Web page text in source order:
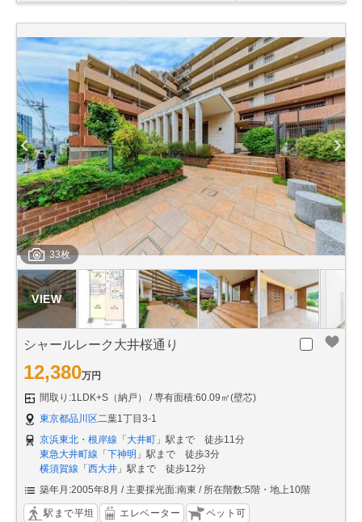
33枚
シャールレーク大井桜通り
12,380万円
間取り:1LDK+S（納戸）
専有面積:60.09㎡(壁芯)
東京都品川区二葉1丁目3-1
京浜東北・根岸線 「 大井町 」駅まで 徒歩11分
東急大井町線 「 下神明 」駅まで 徒歩3分
横須賀線 「 西大井 」駅まで 徒歩12分
築年月:2005年8月
主要採光面:南東 所在階数:5階・地上10階
駅まで平坦 エレベーター ペット可